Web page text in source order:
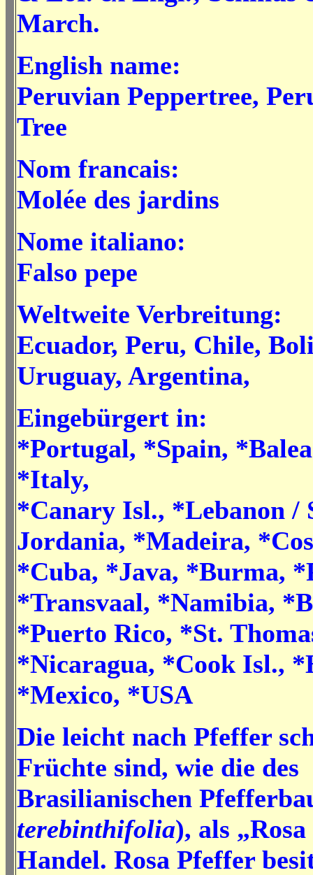
March.
English name:
Peruvian Peppertree,
Tree
Nom francais:
Molée des jardins
Nome italiano:
Falso pepe
Weltweite Verbreitung:
Ecuador, Peru, Chile,
Uruguay, Argentina,
Eingebürgert in:
*Portugal, *Spain,
*Italy,
*Canary Isl., *Lebanon /
Jordania, *Madeira,
*Cuba, *Java, *Burma,
*Transvaal, *Namibia,
*Puerto Rico, *St.
*Nicaragua, *Cook Isl.,
*Mexico, *USA
Die leicht nach Pfeffer
Früchte sind, wie die des
Brasilianischen
terebinthifolia), als
Handel. Rosa Pfeffer